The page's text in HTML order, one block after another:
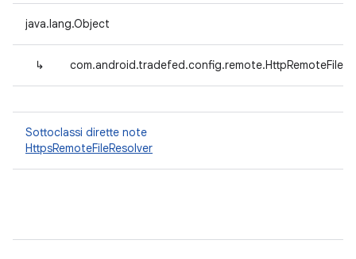
java.lang.Object
↳
Sottoclassi dirette note
HttpsRemoteFileResolver